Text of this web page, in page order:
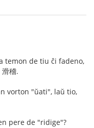
temon de tiu ĉi fadeno,
稽.
vorton "ŭati", laŭ tio,
pere de "ridige"?